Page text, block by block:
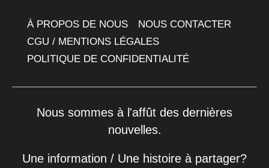
À PROPOS DE NOUS
NOUS CONTACTER
CGU / MENTIONS LÉGALES
POLITIQUE DE CONFIDENTIALITÉ
Nous sommes à l'affût des dernières
nouvelles.
Une information / Une histoire à partager?